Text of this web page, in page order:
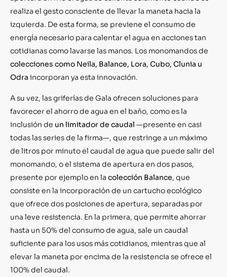
realiza el gesto consciente de llevar la maneta hacia la
izquierda. De esta forma, se previene el consumo de
energía necesario para calentar el agua en acciones tan
cotidianas como lavarse las manos. Los monomandos de
colecciones como Neila, Balance, Lora, Cubo, Clunia u
Odra incorporan ya esta innovación.
A su vez, las griferías de Gala ofrecen soluciones para
favorecer el ahorro de agua en el baño, como es la
inclusión de un limitador de caudal —presente en casi
todas las series de la firma—, que restringe a un máximo
de litros por minuto el caudal de agua que puede salir del
monomando, o el sistema de apertura en dos pasos,
presente por ejemplo en la colección Balance, que
consiste en la incorporación de un cartucho ecológico
que ofrece dos posiciones de apertura, separadas por
una leve resistencia. En la primera, que permite ahorrar
hasta un 50% del consumo de agua, sale un caudal
suficiente para los usos más cotidianos, mientras que al
elevar la maneta por encima de la resistencia se ofrece el
100% del caudal.